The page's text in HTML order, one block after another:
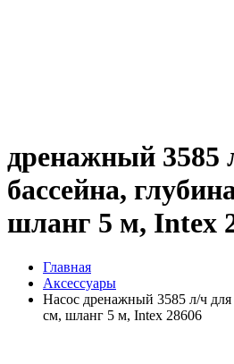
дренажный 3585
бассейна,
шланг 5 м, Intex
Главная
Аксессуары
Насос дренажный 3585 л/ч для
см, шланг 5 м, Intex 28606